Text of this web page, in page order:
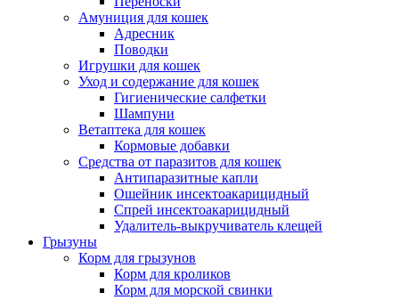
Амуниция для кошек
Адресник
Поводки
Игрушки для кошек
Уход и содержание для кошек
Гигиенические салфетки
Шампуни
Ветаптека для кошек
Кормовые добавки
Средства от паразитов для кошек
Антипаразитные капли
Ошейник инсектоакарицидный
Спрей инсектоакарицидный
Удалитель-выкручиватель клещей
Грызуны
Корм для грызунов
Корм для кроликов
Корм для морской свинки